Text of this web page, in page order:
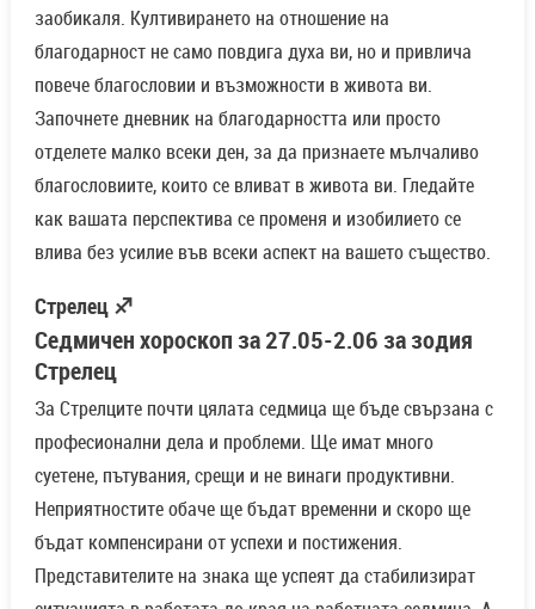
заобикаля. Култивирането на отношение на
благодарност не само повдига духа ви, но и привлича
повече благословии и възможности в живота ви.
Започнете дневник на благодарността или просто
отделете малко всеки ден, за да признаете мълчаливо
благословиите, които се вливат в живота ви. Гледайте
как вашата перспектива се променя и изобилието се
влива без усилие във всеки аспект на вашето същество.
Стрелец ♐
Седмичен хороскоп за 27.05-2.06 за зодия
Стрелец
За Стрелците почти цялата седмица ще бъде свързана с
професионални дела и проблеми. Ще имат много
суетене, пътувания, срещи и не винаги продуктивни.
Неприятностите обаче ще бъдат временни и скоро ще
бъдат компенсирани от успехи и постижения.
Представителите на знака ще успеят да стабилизират